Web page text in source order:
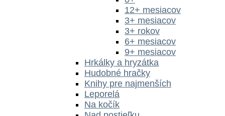
12+ mesiacov
3+ mesiacov
3+ rokov
6+ mesiacov
9+ mesiacov
Hrkálky a hryzátka
Hudobné hračky
Knihy pre najmenších
Leporelá
Na kočík